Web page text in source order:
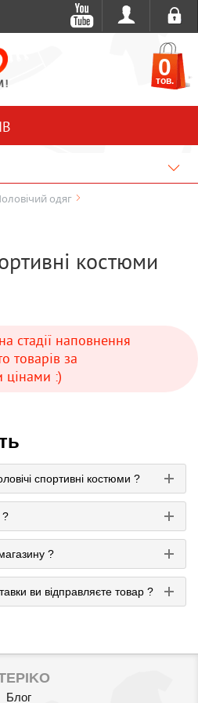
0
тов.
одяг
костюми
стадії наповнення
товарів за
цінами :)
спортивні костюми ?
?
?
ви відправляєте товар ?
Блог